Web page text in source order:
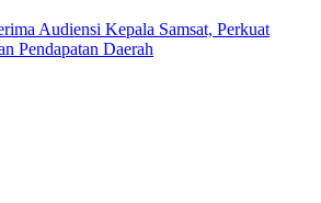
Audiensi Kepala Samsat, Perkuat
Pendapatan Daerah